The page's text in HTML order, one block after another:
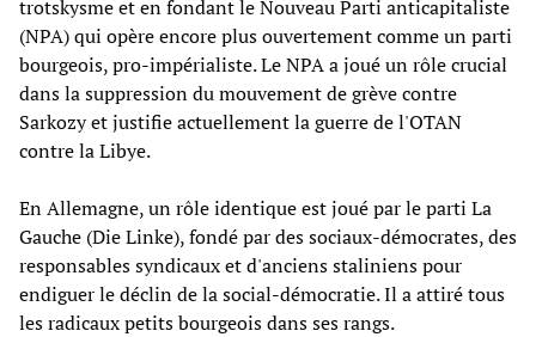
trotskysme et en fondant le Nouveau Parti anticapitaliste
(NPA) qui opère encore plus ouvertement comme un parti
bourgeois, pro-impérialiste. Le NPA a joué un rôle crucial
dans la suppression du mouvement de grève contre
Sarkozy et justifie actuellement la guerre de l'OTAN
contre la Libye.
En Allemagne, un rôle identique est joué par le parti La
Gauche (Die Linke), fondé par des sociaux-démocrates, des
responsables syndicaux et d'anciens staliniens pour
endiguer le déclin de la social-démocratie. Il a attiré tous
les radicaux petits bourgeois dans ses rangs.